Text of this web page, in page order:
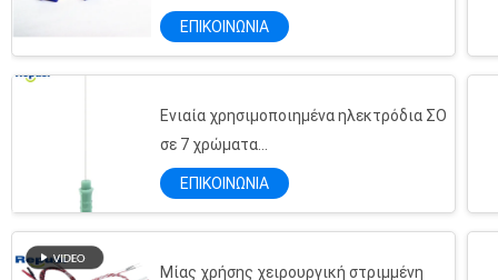
ηλεκτρομυογραφία
ΕΠΙΚΟΙΝΩΝΙΑ
Ενιαία χρησιμοποιημένα ηλεκτρόδια ΣΟ
σε 7 χρώματα
25mm/28mm/38mm/50mm
ΕΠΙΚΟΙΝΩΝΙΑ
Μίας χρήσης χειρουργική στριμμένη
Ομόκεντρο επαναχρησιμοποιήσιμο καλώδιο ηλεκτροδίων/προστατευμένο EMG καλώδιο
Τυποποιημένα παρακινητικά ηλεκτρόδιο EMG/διεγερτικός ηλεκτρομυογραφίας EMG